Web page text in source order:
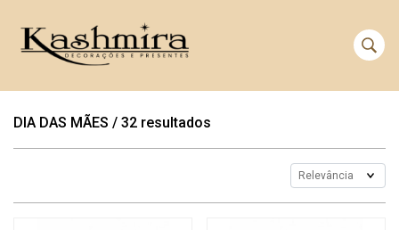
DIA DAS MÃES / 32 resultados